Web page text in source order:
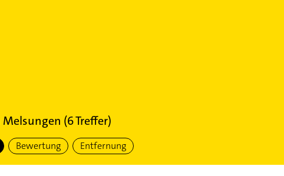
Melsungen (6Treffer)
Bewertung Entfernung